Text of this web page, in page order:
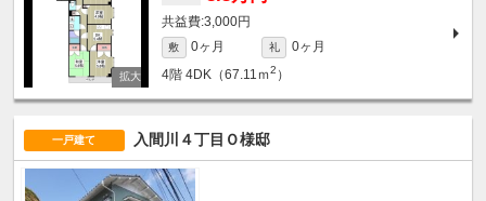
3,000円
敷 0ヶ月 礼
0ヶ月
4階 4DK（67.11ｍ2 ）
一戸建て 入間川４丁目Ｏ様邸